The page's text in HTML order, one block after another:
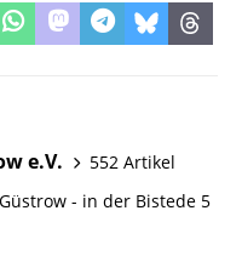
e.V.
552 Artikel
- in der Bistede 5